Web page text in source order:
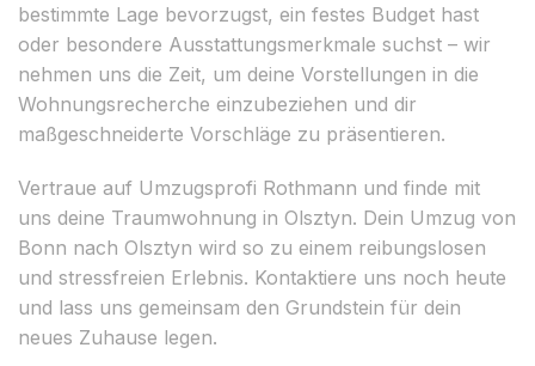
bestimmte Lage bevorzugst, ein festes Budget hast
oder besondere Ausstattungsmerkmale suchst – wir
nehmen uns die Zeit, um deine Vorstellungen in die
Wohnungsrecherche einzubeziehen und dir
maßgeschneiderte Vorschläge zu präsentieren.
Vertraue auf Umzugsprofi Rothmann und finde mit
uns deine Traumwohnung in Olsztyn. Dein Umzug von
Bonn nach Olsztyn wird so zu einem reibungslosen
und stressfreien Erlebnis. Kontaktiere uns noch heute
und lass uns gemeinsam den Grundstein für dein
neues Zuhause legen.